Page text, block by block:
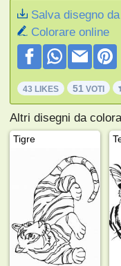
Salva disegno
Colorare online
43 LIKES 51 VOTI
Altri disegni da
Tigre